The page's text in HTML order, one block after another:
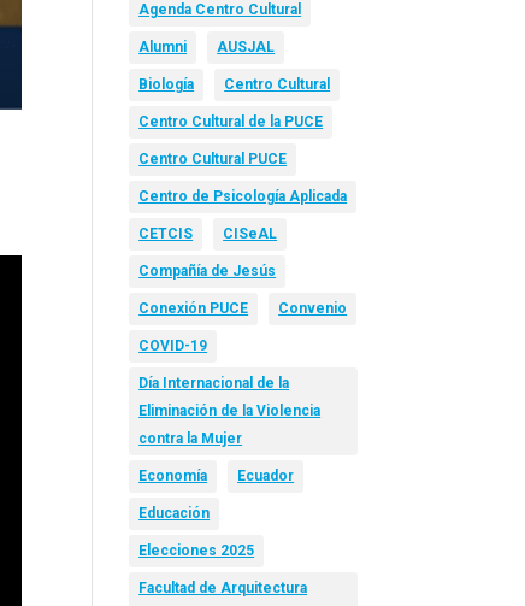
Agenda Centro Cultural
Alumni AUSJAL
Biología Centro Cultural
Centro Cultural de la PUCE
Centro Cultural PUCE
Centro de Psicología Aplicada
CETCIS CISeAL
Compañía de Jesús
Conexión PUCE Convenio
COVID-19
Día Internacional de la
Eliminación de la Violencia
contra la Mujer
Economía Ecuador
Educación
Elecciones 2025
Facultad de Arquitectura